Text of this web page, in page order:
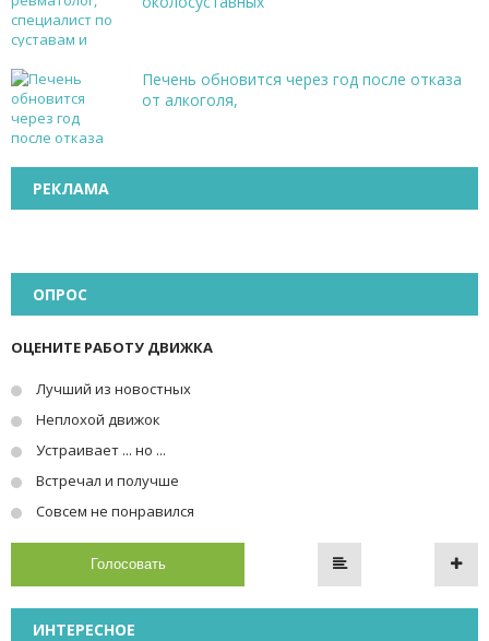
Печень обновится через год после отказа
от алкоголя,
РЕКЛАМА
ОПРОС
ОЦЕНИТЕ РАБОТУ ДВИЖКА
Лучший из новостных
Неплохой движок
Устраивает ... но ...
Встречал и получше
Совсем не понравился
Голосовать
ИНТЕРЕСНОЕ